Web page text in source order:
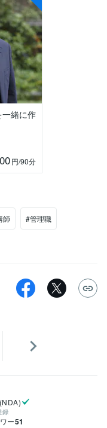
緒に作
円/90分
師 #管理職
録
ー51